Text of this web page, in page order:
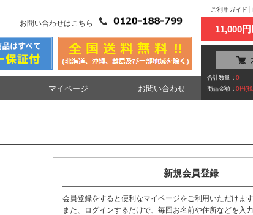
お問い合わせはこちら
ご利用ガイド
11,000
合計数量：0
商品金額：0円(
マイページ お問い合わせ
新規会員登録
会員登録をすると便利なマイページをご利用いただけます
また、ログインするだけで、毎回お名前や住所などを入